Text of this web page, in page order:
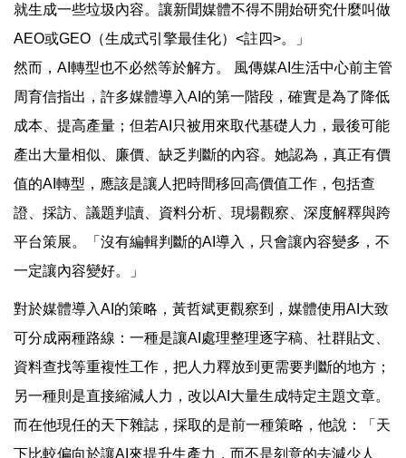
就生成一些垃圾內容。讓新聞媒體不得不開始研究什麼叫做
AEO或GEO（生成式引擎最佳化）<註四>。」
然而，AI轉型也不必然等於解方。 風傳媒AI生活中心前主管
周育信指出，許多媒體導入AI的第一階段，確實是為了降低
成本、提高產量；但若AI只被用來取代基礎人力，最後可能
產出大量相似、廉價、缺乏判斷的內容。她認為，真正有價
值的AI轉型，應該是讓人把時間移回高價值工作，包括查
證、採訪、議題判讀、資料分析、現場觀察、深度解釋與跨
平台策展。「沒有編輯判斷的AI導入，只會讓內容變多，不
一定讓內容變好。」
對於媒體導入AI的策略，黃哲斌更觀察到，媒體使用AI大致
可分成兩種路線：一種是讓AI處理整理逐字稿、社群貼文、
資料查找等重複性工作，把人力釋放到更需要判斷的地方；
另一種則是直接縮減人力，改以AI大量生成特定主題文章。
而在他現任的天下雜誌，採取的是前一種策略，他說：「天
下比較偏向於讓AI來提升生產力，而不是刻意的去減少人